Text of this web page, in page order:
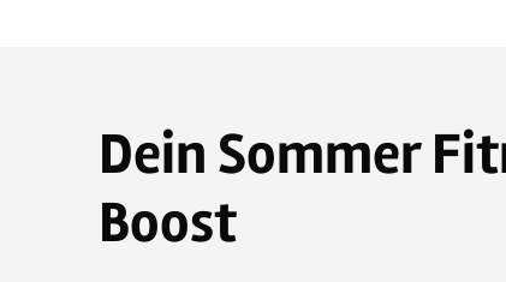
Dein Sommer
Boost